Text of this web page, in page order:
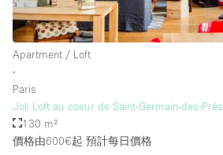
Apartment / Loft
∙
Paris
Joli Loft au coeur de Saint-Germain-des-Prés
130 m²
價格由600€起 預計每日價格